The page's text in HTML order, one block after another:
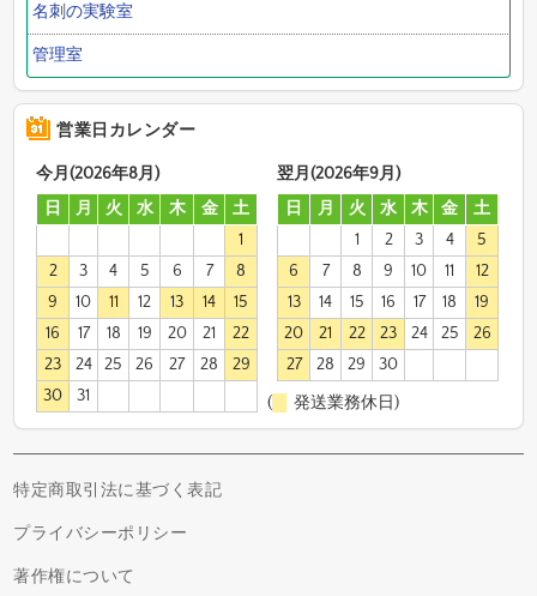
名刺の実験室
管理室
営業日カレンダー
今月(2026年8月)
日
月 火 水 木 金
土
1
2
3 4 5 6 7
8
9
10 11 12 13 14
15
16
17 18 19 20 21
22
23
24 25 26 27 28
29
30
31
翌月(2026年9月)
日
月 火 水 木 金
土
1
2 3 4
5
6
7 8 9 10 11
12
13
14 15 16 17 18
19
20
21 22 23 24 25
26
27
28 29 30
( 発送業務休日)
特定商取引法に基づく表記
プライバシーポリシー
著作権について